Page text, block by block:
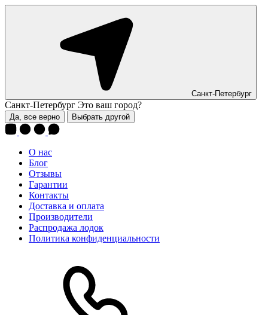
Санкт-Петербург
Санкт-Петербург Это ваш город?
Да, все верно Выбрать другой
О нас
Блог
Отзывы
Гарантии
Контакты
Доставка и оплата
Производители
Распродажа лодок
Политика конфиденциальности